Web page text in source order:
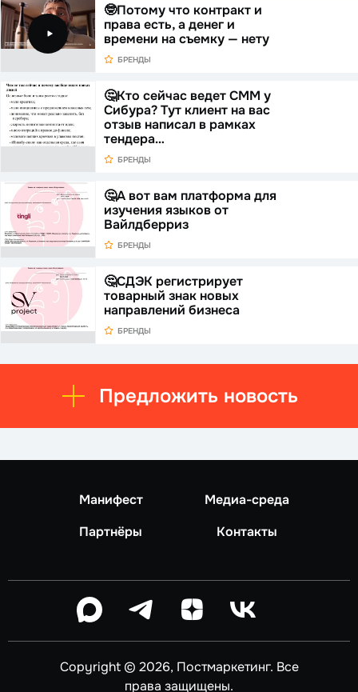
🤓Потому что контракт и
права есть, а денег и
времени на съемку — нету
БРЕНДЫ
🤔Кто сейчас ведет СММ у
Сибура? Тут клиент на вас
отзыв написал в рамках
тендера…
БРЕНДЫ
🤔А вот вам платформа для
изучения языков от
Вайлдберриз
БРЕНДЫ
🤔СДЭК регистрирует
товарный знак новых
направлений бизнеса
БРЕНДЫ
Предложить новость
Манифест
Медиа-среда
Партнёры
Контакты
Copyright © 2026, Постмаркетинг. Все
права защищены.